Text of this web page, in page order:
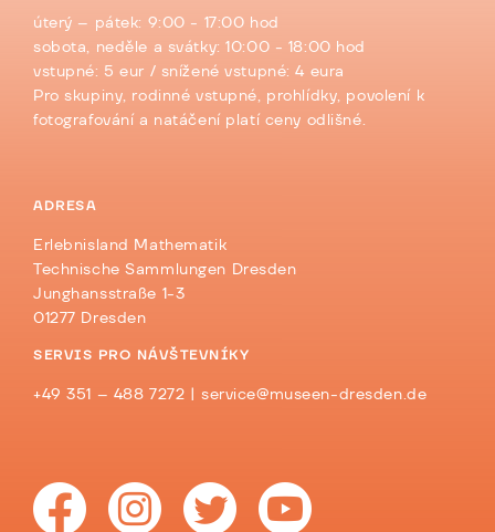
úterý – pátek: 9:00 - 17:00 hod
sobota, neděle a svátky: 10:00 - 18:00 hod
vstupné: 5 eur / snížené vstupné: 4 eura
Pro skupiny, rodinné vstupné, prohlídky, povolení k
fotografování a natáčení platí ceny odlišné.
ADRESA
Erlebnisland Mathematik
Technische Sammlungen Dresden
Junghansstraße 1-3
01277 Dresden
SERVIS PRO NÁVŠTEVNÍKY
+49 351 – 488 7272 | service@museen-dresden.de